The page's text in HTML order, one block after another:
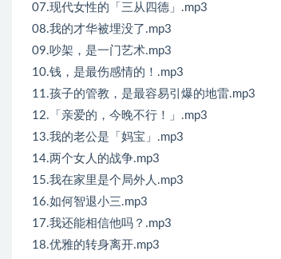
07.现代女性的「三从四德」.mp3
08.我的才华被埋没了.mp3
09.吵架，是一门艺术.mp3
10.钱，是最伤感情的！.mp3
11.孩子的管教，是最容易引爆的地雷.mp3
12.「亲爱的，今晚不行！」.mp3
13.我的老公是「妈宝」.mp3
14.两个女人的战争.mp3
15.我在家里是个局外人.mp3
16.如何智退小三.mp3
17.我还能相信他吗？.mp3
18.优雅的转身离开.mp3